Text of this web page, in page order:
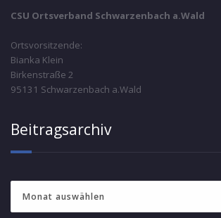
CSU Ortsverband Schwarzenbach a.Wald
Ortsvorsitzende:
Bianka Klein
Birkenstraße 2
95131 Schwarzenbach a.Wald
Beitragsarchiv